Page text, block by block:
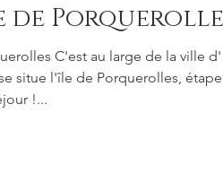
de
C'est au large de la ville d'
situe l'île de Porquerolles,
!...